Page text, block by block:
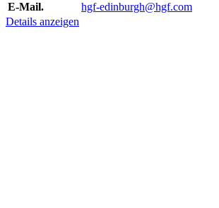
E-Mail.
hgf-edinburgh@hgf.com
Details anzeigen